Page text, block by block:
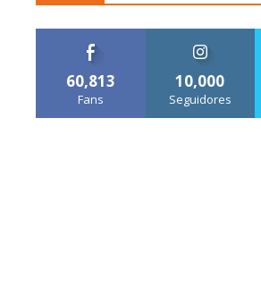
60,813
Fans
10,000
Seguidores